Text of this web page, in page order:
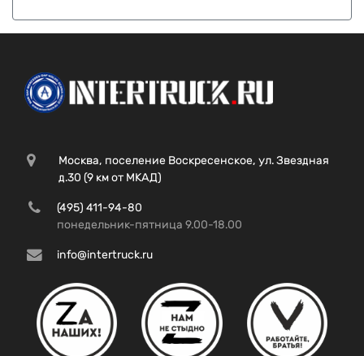
Москва, поселение Воскресенское, ул. Звездная
д.30 (9 км от МКАД)
(495) 411-94-80
понедельник-пятница 9.00-18.00
info@intertruck.ru